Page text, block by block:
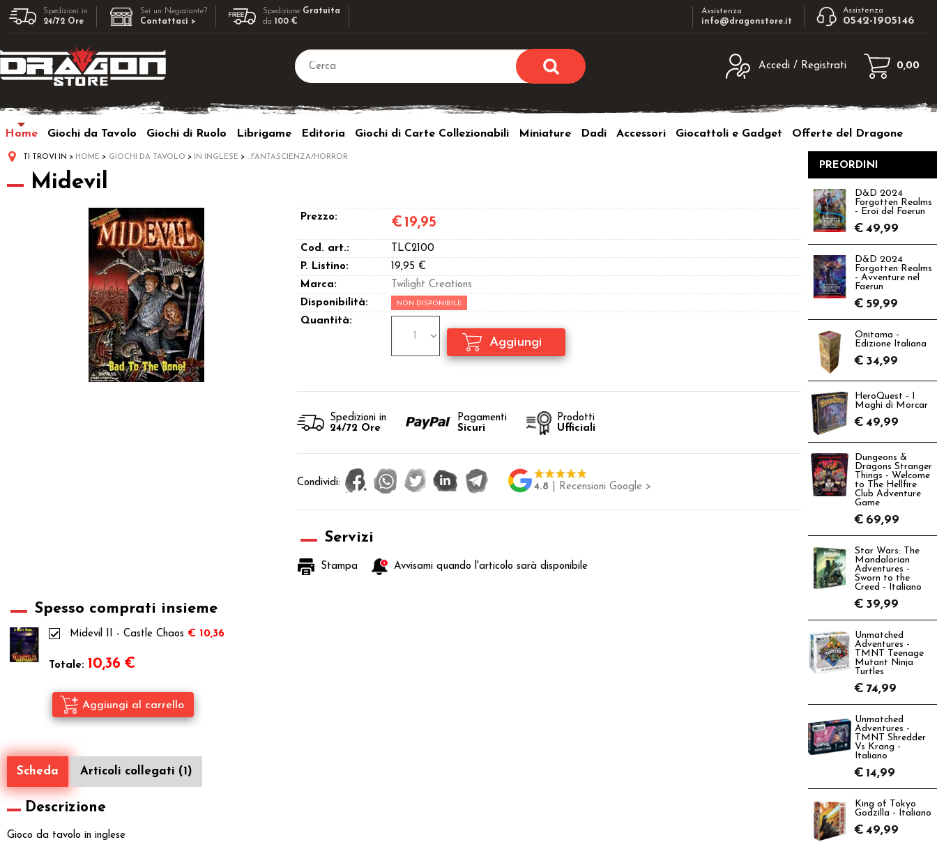
Spedizioni in
24/72 Ore
Sei un Negoziante?
Contattaci >
Spedizione Gratuita
da100 €
Assistenza
info@dragonstore.it
Assistenza
0542-1905146
Accedi / Registrati
utente e la password e poi clicca sul
Password:
sito clicca sul pulsante "Registrati"
0,00
Home Giochi da Tavolo Giochi di Ruolo Librigame Editoria Giochi di Carte Collezionabili Miniature Dadi Accessori Giocattoli e Gadget Offerte del Dragone
TI TROVI IN HOME GIOCHI DA TAVOLO IN INGLESE ...FANTASCIENZA/HORROR
Midevil
Prezzo: € 19,95
Cod. art.:
TLC2100
P. Listino:
19,95 €
Marca:
Twilight Creations
Disponibilità:
NON DISPONIBILE
Quantità:
Spedizioni in
24/72 Ore
Pagamenti
Sicuri
Prodotti
Ufficiali
Condividi: 4.8 | Recensioni Google >
Servizi
Stampa Avvisami quando l'articolo sarà disponibile
Spesso comprati insieme
Midevil II - Castle Chaos € 10,36
Totale: 10,36 €
Scheda Articoli collegati (1)
Descrizione
Gioco da tavolo in inglese
PREORDINI
D&D 2024
Forgotten Realms
- Eroi del Faerun
€ 49,99
D&D 2024
Forgotten Realms
- Avventure nel
Faerun
€ 59,99
Onitama -
Edizione Italiana
€ 34,99
HeroQuest - I
Maghi di Morcar
€ 49,99
Dungeons &
Dragons Stranger
Things - Welcome
to The Hellfire
Club Adventure
Game
€ 69,99
Star Wars: The
Mandalorian
Adventures -
Sworn to the
Creed - Italiano
€ 39,99
Unmatched
Adventures -
TMNT Teenage
Mutant Ninja
Turtles
€ 74,99
Unmatched
Adventures -
TMNT Shredder
Vs Krang -
Italiano
€ 14,99
King of Tokyo
Godzilla - Italiano
€ 49,99